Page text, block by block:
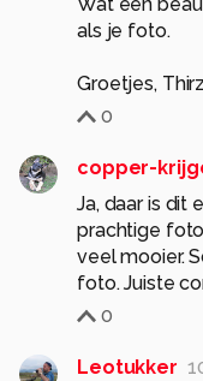
Wat een
als je foto.
Groetjes,
0
copper-
Ja, daar is dit
prachtige
veel mooier.
foto. Juiste
0
Leotukker